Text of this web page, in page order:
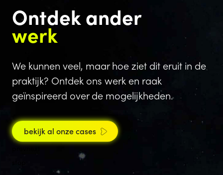
Ontdek ander
werk
We kunnen veel, maar hoe ziet dit eruit in de
praktijk? Ontdek ons werk en raak
geïnspireerd over de mogelijkheden.
bekijk al onze cases
next